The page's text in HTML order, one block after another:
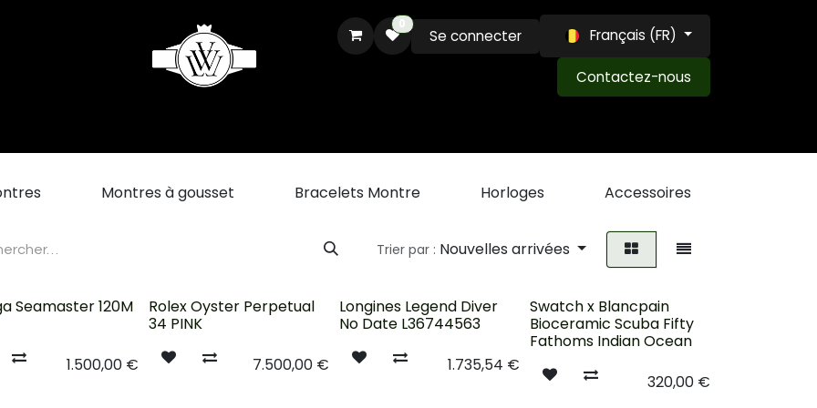
0
Se connecter Français (FR)
Contactez-nous
Montres à gousset Bracelets Montre Horloges Accessoires
Trier par : Nouvelles arrivées
Seamaster 120M
1.500,00€
Nouveau !
Rolex Oyster Perpetual
34 PINK
7.500,00€
Nouveau !
Longines Legend Diver
No Date L36744563
1.735,54 €
Épuisé
Swatch x Blancpain
Bioceramic Scuba Fifty
Fathoms Indian Ocean
320,00€